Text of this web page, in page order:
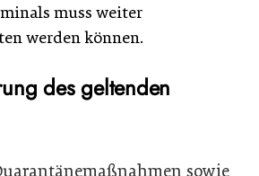
muss weiter
werden können.
des geltenden
sowie